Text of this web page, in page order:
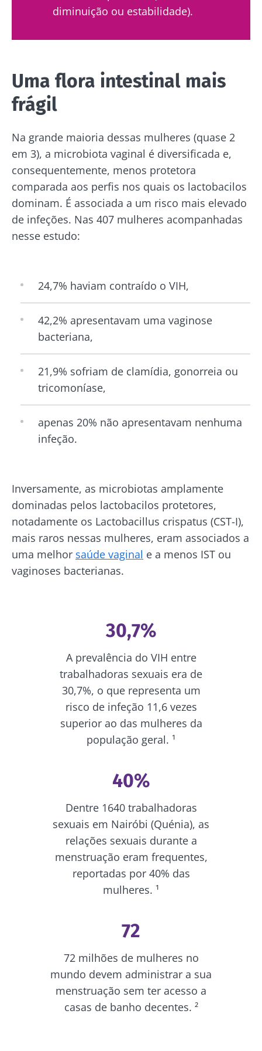
diminuição ou estabilidade).
Uma flora intestinal mais
frágil
Na grande maioria dessas mulheres (quase 2
em 3), a microbiota vaginal é diversificada e,
consequentemente, menos protetora
comparada aos perfis nos quais os lactobacilos
dominam. É associada a um risco mais elevado
de infeções. Nas 407 mulheres acompanhadas
nesse estudo:
24,7% haviam contraído o VIH,
42,2% apresentavam uma vaginose
bacteriana,
21,9% sofriam de clamídia, gonorreia ou
tricomoníase,
apenas 20% não apresentavam nenhuma
infeção.
Inversamente, as microbiotas amplamente
dominadas pelos lactobacilos protetores,
notadamente os Lactobacillus crispatus (CST-I),
mais raros nessas mulheres, eram associados a
uma melhor saúde vaginal e a menos IST ou
vaginoses bacterianas.
30,7%
A prevalência do VIH entre
trabalhadoras sexuais era de
30,7%, o que representa um
risco de infeção 11,6 vezes
superior ao das mulheres da
população geral. ¹
40%
Dentre 1640 trabalhadoras
sexuais em Nairóbi (Quénia), as
relações sexuais durante a
menstruação eram frequentes,
reportadas por 40% das
mulheres. ¹
72
72 milhões de mulheres no
mundo devem administrar a sua
menstruação sem ter acesso a
casas de banho decentes. ²
Mantenha-se
informado
Junte-se à comunidade da microbiota e
receba "The Essential" uma vez por mês para
Fique connosco!
Junte-se à comunidade da microbiota e
receba "The Essential" uma vez por mês para
se manter atualizado com as últimas notícias
Gostaria de me inscrever para receber mais
informações sobre a Biocodex